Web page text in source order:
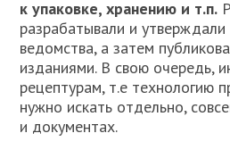
к упаковке, хранению и т.п.
разрабатывали и утверждали
ведомства, а затем
изданиями. В свою очередь,
рецептурам, т.е технологию
нужно искать отдельно,
и документах.